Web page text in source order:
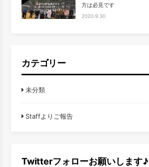
方は必見です
2020.9.30
カテゴリー
未分類
Staffよりご報告
Twitterフォローお願いします♪